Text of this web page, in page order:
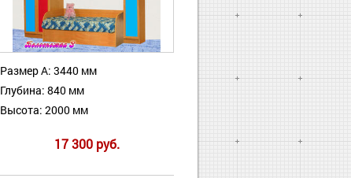
Размер А: 3440 мм
Глубина: 840 мм
Высота: 2000 мм
17 300 руб.